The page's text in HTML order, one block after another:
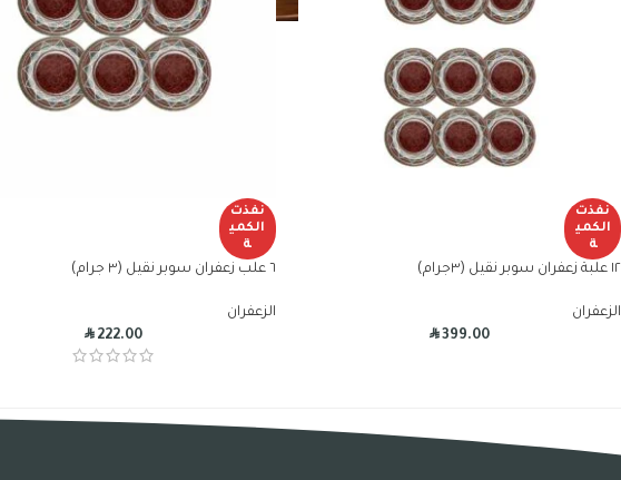
نفذت
الكمي
ة
١٢ علبة زعفران سوبر نقيل (٣جرام)
الزعفران
R399.00
نفذت
الكمي
ة
٦ علب زعفران سوبر نقيل (٣ جرام)
الزعفران
R222.00